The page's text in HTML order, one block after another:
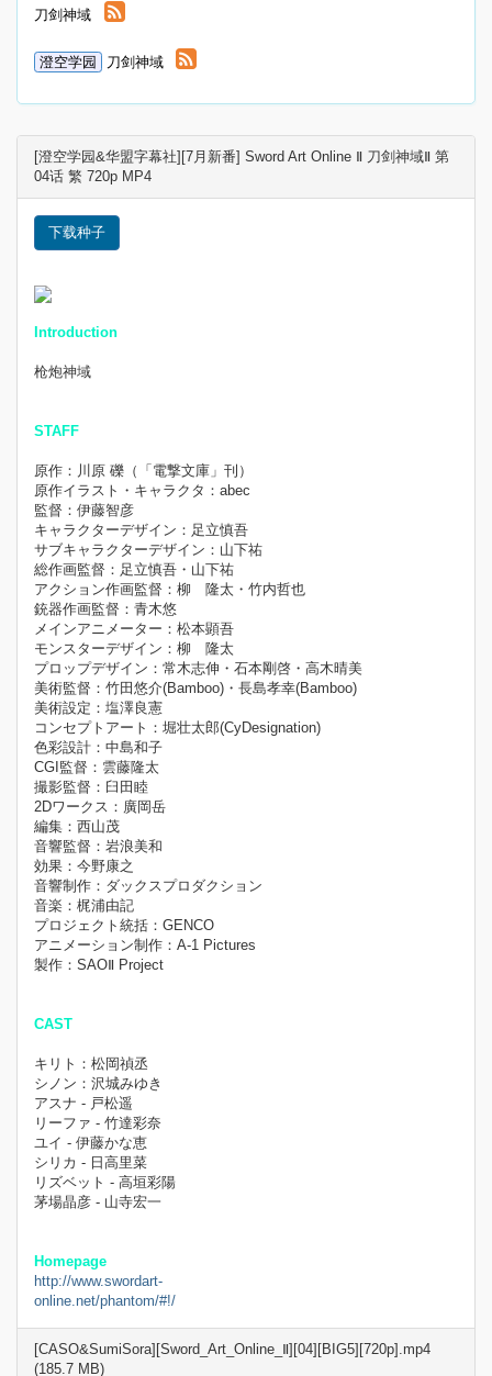
刀剑神域
澄空学园 刀剑神域
[澄空学园&华盟字幕社][7月新番] Sword Art Online Ⅱ 刀剑神域Ⅱ 第
04话 繁 720p MP4
下载种子
Introduction
枪炮神域
STAFF
原作：川原 礫（「電撃文庫」刊）
原作イラスト・キャラクタ：abec
監督：伊藤智彦
キャラクターデザイン：足立慎吾
サブキャラクターデザイン：山下祐
総作画監督：足立慎吾・山下祐
アクション作画監督：柳 隆太・竹内哲也
銃器作画監督：青木悠
メインアニメーター：松本顕吾
モンスターデザイン：柳 隆太
プロップデザイン：常木志伸・石本剛啓・高木晴美
美術監督：竹田悠介(Bamboo)・長島孝幸(Bamboo)
美術設定：塩澤良憲
コンセプトアート：堀壮太郎(CyDesignation)
色彩設計：中島和子
CGI監督：雲藤隆太
撮影監督：臼田睦
2Dワークス：廣岡岳
編集：西山茂
音響監督：岩浪美和
効果：今野康之
音響制作：ダックスプロダクション
音楽：梶浦由記
プロジェクト統括：GENCO
アニメーション制作：A-1 Pictures
製作：SAOⅡ Project
CAST
キリト：松岡禎丞
シノン：沢城みゆき
アスナ - 戸松遥
リーファ - 竹達彩奈
ユイ - 伊藤かな恵
シリカ - 日高里菜
リズベット - 高垣彩陽
茅場晶彦 - 山寺宏一
Homepage
http://www.swordart-
online.net/phantom/#!/
[CASO&SumiSora][Sword_Art_Online_Ⅱ][04][BIG5][720p].mp4
(185.7 MB)